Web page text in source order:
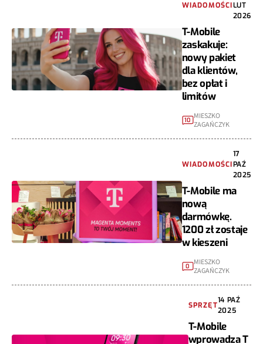
WIADOMOŚCILUT
2026
T-Mobile
zaskakuje:
nowy pakiet
dla klientów,
bez opłat i
limitów
10 MIESZKO
ZAGAŃCZYK
WIADOMOŚCI
17
PAŹ
2025
T-Mobile ma
nową
darmówkę.
1200 zł zostaje
w kieszeni
0 MIESZKO
ZAGAŃCZYK
SPRZĘT
14 PAŹ
2025
T-Mobile
wprowadza T